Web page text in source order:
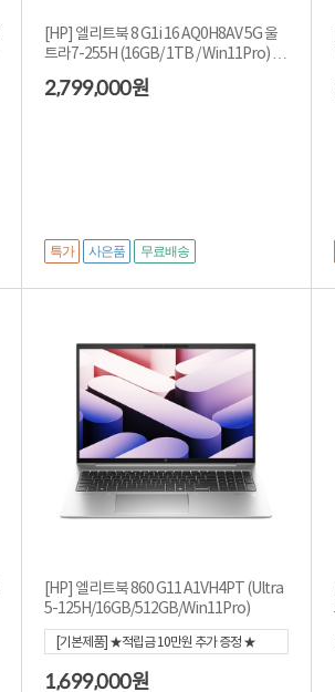
[HP] 엘리트북 8 G1i 16 AQ0H8AV 5G 울
트라7-255H (16GB/ 1TB / Win11Pro) [3
2,799,000원
무료배송
특가 사은품
[HP] 엘리트북 860 G11 A1VH4PT (Ultra
5-125H/16GB/512GB/Win11Pro)
[기본제품] ★적립금 10만원 추가 증정 ★
1,699,000원